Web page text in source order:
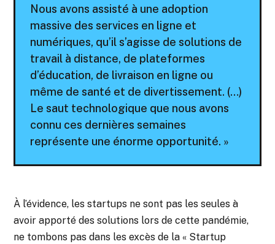
Nous avons assisté à une adoption
massive des services en ligne et
numériques, qu’il s’agisse de solutions de
travail à distance, de plateformes
d’éducation, de livraison en ligne ou
même de santé et de divertissement. (…)
Le saut technologique que nous avons
connu ces dernières semaines
représente une énorme opportunité. »
À l’évidence, les startups ne sont pas les seules à
avoir apporté des solutions lors de cette pandémie,
ne tombons pas dans les excès de la « Startup